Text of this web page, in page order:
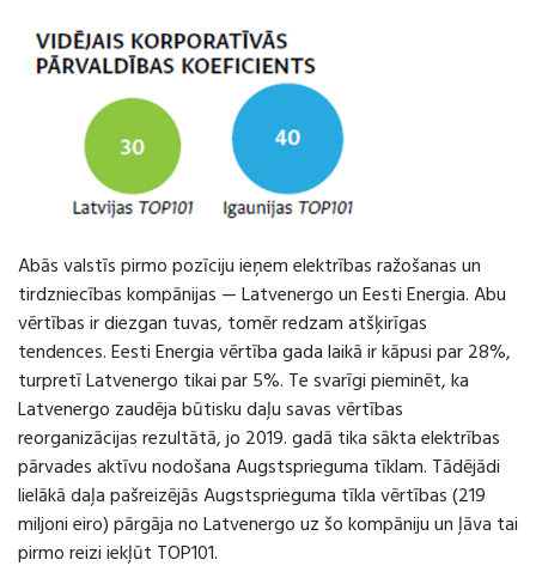
Abās valstīs pirmo pozīciju ieņem elektrības ražošanas un
tirdzniecības kompānijas — Latvenergo un Eesti Energia. Abu
vērtības ir diezgan tuvas, tomēr redzam atšķirīgas
tendences. Eesti Energia vērtība gada laikā ir kāpusi par 28%,
turpretī Latvenergo tikai par 5%. Te svarīgi pieminēt, ka
Latvenergo zaudēja būtisku daļu savas vērtības
reorganizācijas rezultātā, jo 2019. gadā tika sākta elektrības
pārvades aktīvu nodošana Augstsprieguma tīklam. Tādējādi
lielākā daļa pašreizējās Augstsprieguma tīkla vērtības (219
miljoni eiro) pārgāja no Latvenergo uz šo kompāniju un ļāva tai
pirmo reizi iekļūt TOP101.